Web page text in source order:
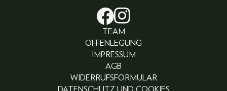
TEAM
OFFENLEGUNG
IMPRESSUM
AGB
WIDERRUFSFORMULAR